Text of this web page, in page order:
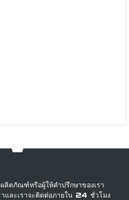
ลิตภัณฑ์หรือผู้ให้คำปรึกษาของเรา
าและเราจะติดต่อภายใน 24 ชั่วโมง